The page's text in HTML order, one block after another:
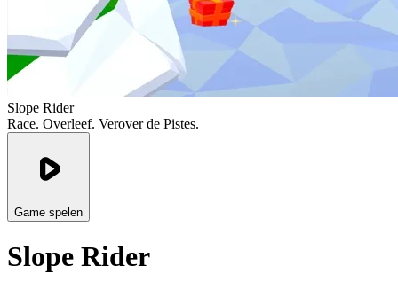
Slope Rider
Race. Overleef. Verover de Pistes.
Game spelen
Slope Rider